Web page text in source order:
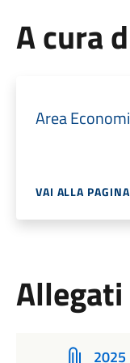
A cura
Area
VAI ALLA PAGINA
Allegati